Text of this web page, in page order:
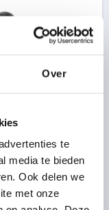
Over
te
media te bieden
Ook delen we
met onze
VORM=0°
D3=14
TANDEN =36